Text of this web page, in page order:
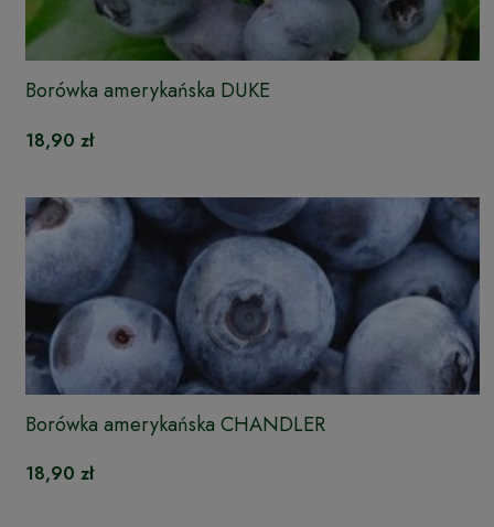
Borówka amerykańska DUKE
18,90 zł
Borówka amerykańska CHANDLER
18,90 zł